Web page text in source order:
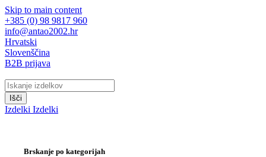
Skip to main content
+385 (0) 98 9817 960
info@antao2002.hr
Hrvatski
Slovenščina
B2B prijava
Išči
Izdelki Izdelki
Brskanje po kategorijah